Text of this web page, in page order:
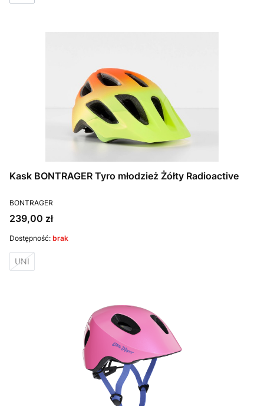
Kask BONTRAGER Tyro młodzież Żółty Radioactive
PRODUCENT
BONTRAGER
Cena
239,00 zł
Dostępność: brak
UNI